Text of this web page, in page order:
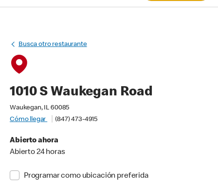
Busca otro restaurante
1010 S Waukegan Road
Waukegan, IL 60085
Cómo llegar
(847) 473-4915
Abierto ahora
Abierto 24 horas
Programar como ubicación preferida